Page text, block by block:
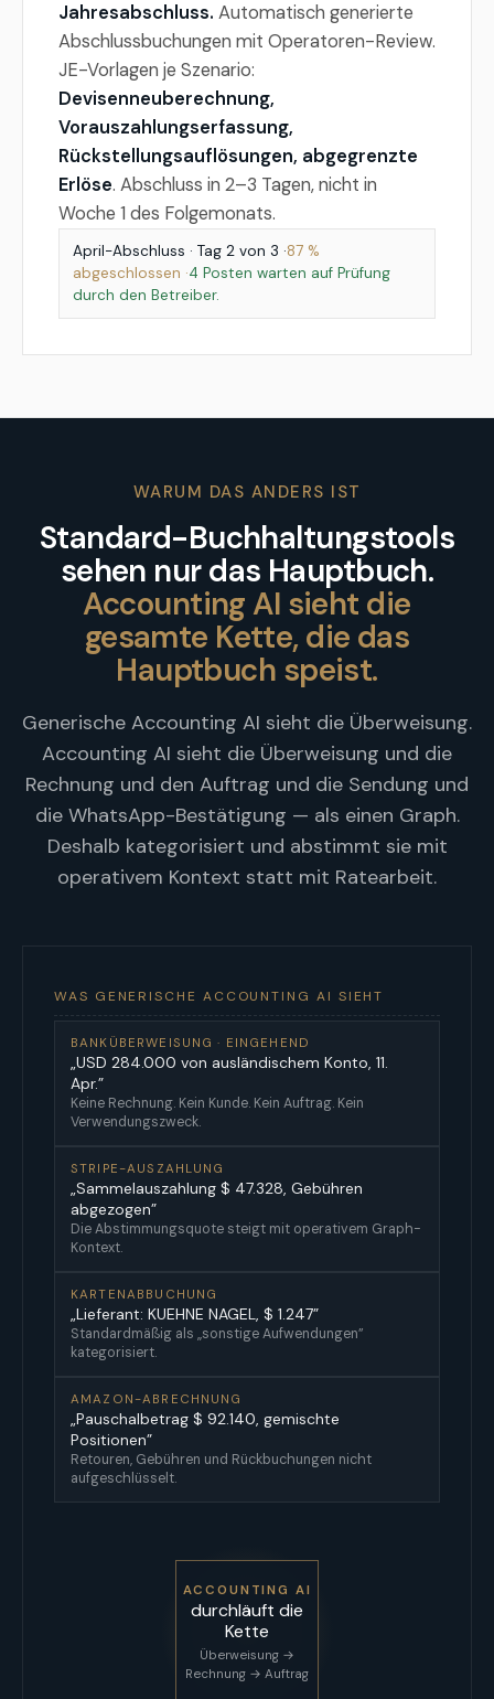
Jahresabschluss. Automatisch generierte
Abschlussbuchungen mit Operatoren-Review.
JE-Vorlagen je Szenario:
Devisenneuberechnung,
Vorauszahlungserfassung,
Rückstellungsauflösungen, abgegrenzte
Erlöse. Abschluss in 2–3 Tagen, nicht in
Woche 1 des Folgemonats.
April-Abschluss · Tag 2 von 3 ·87 %
abgeschlossen ·4 Posten warten auf Prüfung
durch den Betreiber.
WARUM DAS ANDERS IST
Standard-Buchhaltungstools
sehen nur das Hauptbuch.
Accounting AI sieht die
gesamte Kette, die das
Hauptbuch speist.
Generische Accounting AI sieht die Überweisung.
Accounting AI sieht die Überweisung und die
Rechnung und den Auftrag und die Sendung und
die WhatsApp-Bestätigung — als einen Graph.
Deshalb kategorisiert und abstimmt sie mit
operativem Kontext statt mit Ratearbeit.
WAS GENERISCHE ACCOUNTING AI SIEHT
BANKÜBERWEISUNG · EINGEHEND
„USD 284.000 von ausländischem Konto, 11.
Apr.”
Keine Rechnung. Kein Kunde. Kein Auftrag. Kein
Verwendungszweck.
STRIPE-AUSZAHLUNG
„Sammelauszahlung $ 47.328, Gebühren
abgezogen”
Die Abstimmungsquote steigt mit operativem Graph-
Kontext.
KARTENABBUCHUNG
„Lieferant: KUEHNE NAGEL, $ 1.247”
Standardmäßig als „sonstige Aufwendungen”
kategorisiert.
AMAZON-ABRECHNUNG
„Pauschalbetrag $ 92.140, gemischte
Positionen”
Retouren, Gebühren und Rückbuchungen nicht
aufgeschlüsselt.
ACCOUNTING AI
durchläuft die
Kette
Überweisung →
Rechnung → Auftrag